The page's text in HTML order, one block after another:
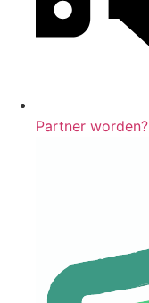
Partner worden?